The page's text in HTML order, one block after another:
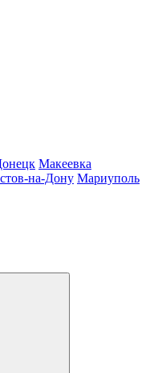
Макеевка
на-Дону Мариуполь